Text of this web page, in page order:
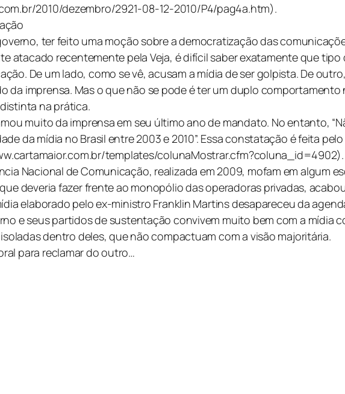
2010/dezembro/2921-08-12-2010/P4/pag4a.htm).
ter feito uma moção sobre a democratização das
atacado recentemente pela Veja, é difícil saber exatamente que
De um lado, como se vê, acusam a mídia de ser golpista. De
da imprensa. Mas o que não se pode é ter um duplo
na prática.
muito da imprensa em seu último ano de mandato. No entanto,
da mídia no Brasil entre 2003 e 2010”. Essa constatação é feita
templates/colunaMostrar.cfm?coluna_id=4902).
Nacional de Comunicação, realizada em 2009, mofam em algum
deveria fazer frente ao monopólio das operadoras privadas,
elaborado pelo ex-ministro Franklin Martins desapareceu da
e seus partidos de sustentação convivem muito bem com a mídia
dentro deles, que não compactuam com a visão majoritária.
para reclamar do outro…